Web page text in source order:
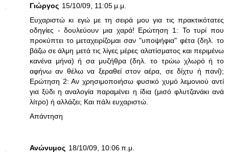
Γιώργος 15/10/09, 11:05 μ.μ.
Ευχαριστώ κι εγώ με τη σειρά μου για τις πρακτικότατες
οδηγίες - δουλεύουν μια χαρά! Ερώτηση 1: Το τυρί που
προκύπτει το μεταχειρίζομαι σαν "υποψήφια" φέτα (δηλ. το
βάζω σε άλμη μετά τις λίγες μέρες αλατίσματος και περιμένω
κανένα μήνα) ή σα μυζήθρα (δηλ. το τρώω χλωρό ή το
αφήνω αν θέλω να ξεραθεί στον αέρα, σε δίχτυ ή πανί);
Ερώτηση 2: Αν χρησιμοποιήσω φυσικό χυμό λεμονιού αντί
για ξύδι η αναλογία παραμένει η ίδια (μισό φλυτζανάκι ανά
λίτρο) ή αλλάζει; Και πάλι ευχαριστώ.
Απάντηση
Ανώνυμος 18/10/09, 10:06 π.μ.